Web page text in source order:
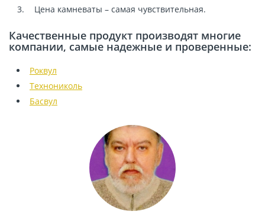
Цена камневаты – самая чувствительная.
Качественные продукт производят многие
компании, самые надежные и проверенные:
Роквул
Технониколь
Басвул